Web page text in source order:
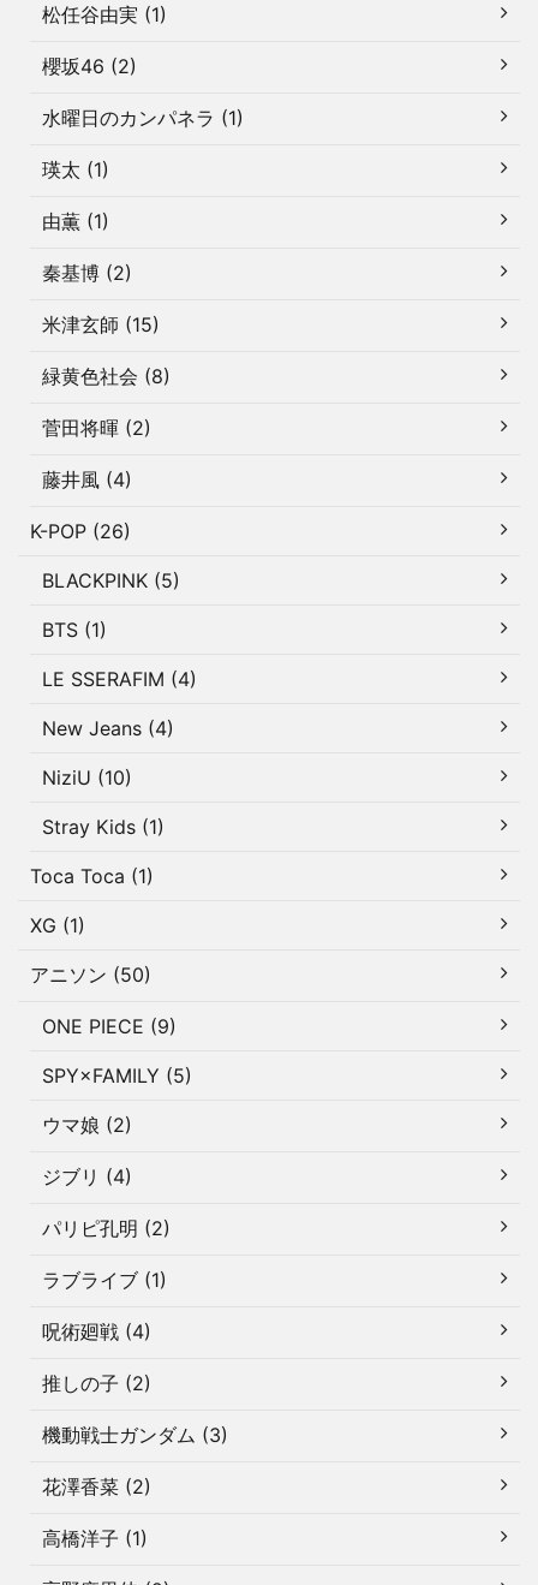
松任谷由実 (1)
櫻坂46 (2)
水曜日のカンパネラ (1)
瑛太 (1)
由薫 (1)
秦基博 (2)
米津玄師 (15)
緑黄色社会 (8)
菅田将暉 (2)
藤井風 (4)
K-POP (26)
BLACKPINK (5)
BTS (1)
LE SSERAFIM (4)
New Jeans (4)
NiziU (10)
Stray Kids (1)
Toca Toca (1)
XG (1)
アニソン (50)
ONE PIECE (9)
SPY×FAMILY (5)
ウマ娘 (2)
ジブリ (4)
パリピ孔明 (2)
ラブライブ (1)
呪術廻戦 (4)
推しの子 (2)
機動戦士ガンダム (3)
花澤香菜 (2)
高橋洋子 (1)